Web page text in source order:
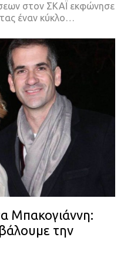
στον ΣΚΑΪ εκφώνησε
έναν κύκλο…
Μπακογιάννη:
την